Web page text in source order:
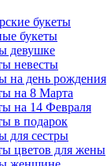
букеты
букеты
девушке
невесты
на день рождения
на 8 Марта
на 14 Февраля
в подарок
для сестры
цветов для жены